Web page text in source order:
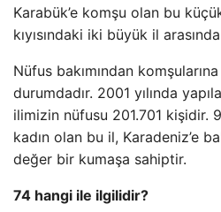
Karabük’e komşu olan bu
kıyısındaki iki büyük il arasında
Nüfus bakımından
durumdadır. 2001 yılında
ilimizin nüfusu 201.701 kişidir.
kadın olan bu il, Karadeniz’e
değer bir kumaşa sahiptir.
74 hangi ile ilgilidir?